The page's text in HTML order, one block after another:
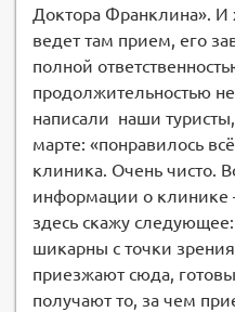
Доктора Франклина». И
ведет там прием, его
полной
продолжительностью
написали наши
марте: «понравилось
клиника. Очень чисто.
информации о клинике
здесь скажу
шикарны с точки
приезжают сюда,
получают то, за чем